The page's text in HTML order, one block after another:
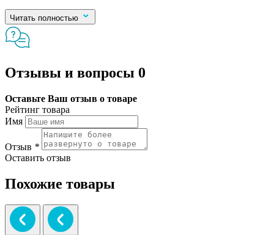
Читать полностью
Отзывы и вопросы 0
Оставьте Ваш отзыв о товаре
Рейтинг товара
Имя
Отзыв *
Оставить отзыв
Похожие товары